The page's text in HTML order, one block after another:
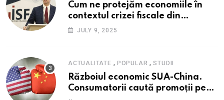
Cum ne protejăm economiile în
contextul crizei fiscale din
România- Valentin Ionescu,
Financiare (ISF)
JULY 9, 2025
ACTUALITATE , POPULAR ,STUDII
Războiul economic SUA-China.
Consumatorii caută promoții pe